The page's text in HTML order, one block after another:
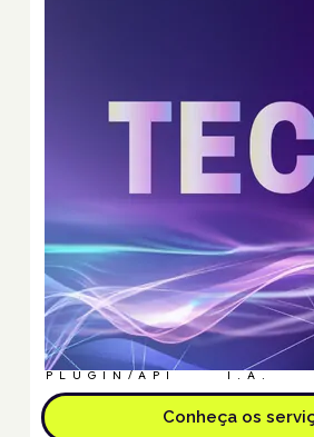
PLUGIN/API I.A.
Conheça os